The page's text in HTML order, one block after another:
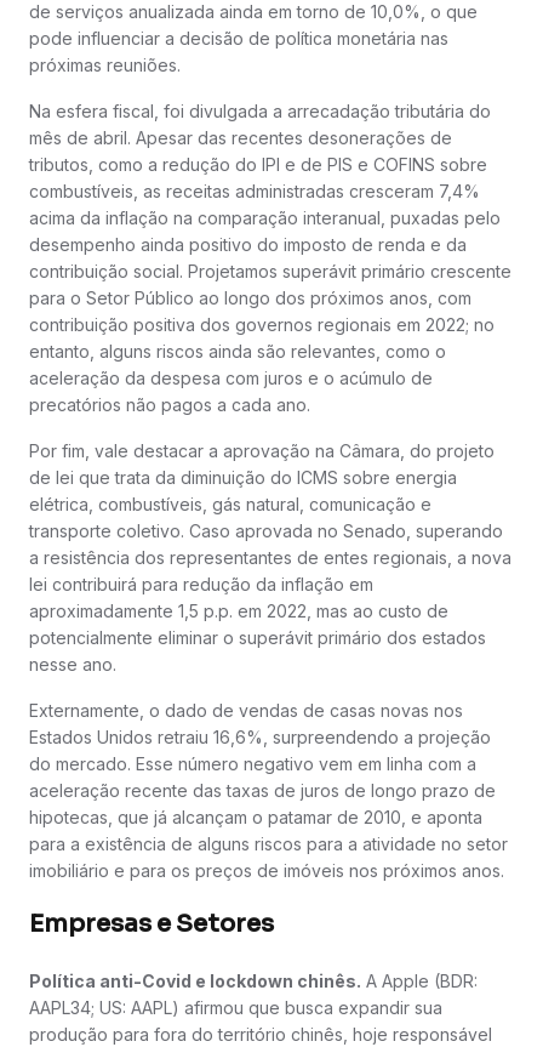
de serviços anualizada ainda em torno de 10,0%, o que
pode influenciar a decisão de política monetária nas
próximas reuniões.
Na esfera fiscal, foi divulgada a arrecadação tributária do
mês de abril. Apesar das recentes desonerações de
tributos, como a redução do IPI e de PIS e COFINS sobre
combustíveis, as receitas administradas cresceram 7,4%
acima da inflação na comparação interanual, puxadas pelo
desempenho ainda positivo do imposto de renda e da
contribuição social. Projetamos superávit primário crescente
para o Setor Público ao longo dos próximos anos, com
contribuição positiva dos governos regionais em 2022; no
entanto, alguns riscos ainda são relevantes, como o
aceleração da despesa com juros e o acúmulo de
precatórios não pagos a cada ano.
Por fim, vale destacar a aprovação na Câmara, do projeto
de lei que trata da diminuição do ICMS sobre energia
elétrica, combustíveis, gás natural, comunicação e
transporte coletivo. Caso aprovada no Senado, superando
a resistência dos representantes de entes regionais, a nova
lei contribuirá para redução da inflação em
aproximadamente 1,5 p.p. em 2022, mas ao custo de
potencialmente eliminar o superávit primário dos estados
nesse ano.
Externamente, o dado de vendas de casas novas nos
Estados Unidos retraiu 16,6%, surpreendendo a projeção
do mercado. Esse número negativo vem em linha com a
aceleração recente das taxas de juros de longo prazo de
hipotecas, que já alcançam o patamar de 2010, e aponta
para a existência de alguns riscos para a atividade no setor
imobiliário e para os preços de imóveis nos próximos anos.
Empresas e Setores
Política anti-Covid e lockdown chinês. A Apple (BDR:
AAPL34; US: AAPL) afirmou que busca expandir sua
produção para fora do território chinês, hoje responsável